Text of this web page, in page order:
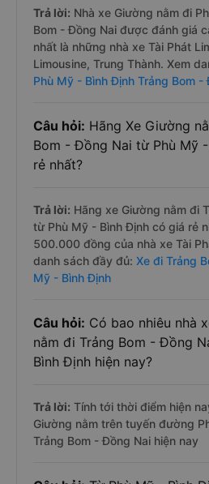
Trả lời: Nhà xe Giường nằm đi
Bom - Đồng Nai được đánh giá
nhất là những nhà xe Tài Phát
Limousine, Trung Thành. Xem
Phù Mỹ - Bình Định Trảng Bom -
Câu hỏi: Hãng Xe Giường
Bom - Đồng Nai từ Phù Mỹ
rẻ nhất?
Trả lời: Hãng xe Giường nằm đi
từ Phù Mỹ - Bình Định có giá rẻ
500.000 đồng của nhà xe Tài
danh sách đầy đủ: Xe đi Trảng
Mỹ - Bình Định
Câu hỏi: Có bao nhiêu nhà
nằm đi Trảng Bom - Đồng
Bình Định hiện nay?
Trả lời: Tính tới thời điểm hiện
Giường nằm trên tuyến đường
Trảng Bom - Đồng Nai hiện nay